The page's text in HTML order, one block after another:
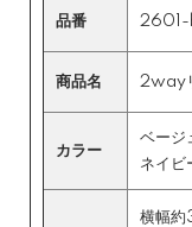
品番 2601-
商品名 2way
カラー
ベージ
ネイビ
横幅